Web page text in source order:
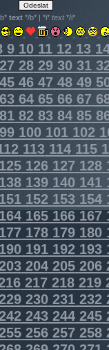
text*/b* | *i* text*/i*
910111213
28293031
46474849
64656667
82838485
100101102
113114115
126127 128
139140 141
152153154
165166167
178179180
191192193
204205206
217218219
230231232
243244245
256257258